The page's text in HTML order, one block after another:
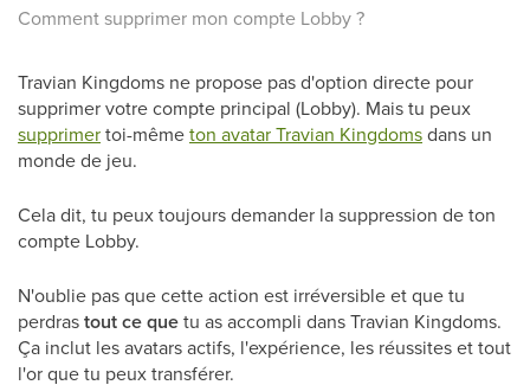
Comment supprimer mon compte Lobby ?
Travian Kingdoms ne propose pas d'option directe pour
supprimer votre compte principal (Lobby). Mais tu peux
supprimertoi-mêmeton avatar Travian Kingdomsdans un
monde de jeu.
Cela dit, tu peux toujours demander la suppression de ton
compte Lobby.
N'oublie pas que cette action est irréversible et que tu
perdrastout ce quetu as accompli dans Travian Kingdoms.
Ça inclut les avatars actifs, l'expérience, les réussites et tout
l'or que tu peux transférer.